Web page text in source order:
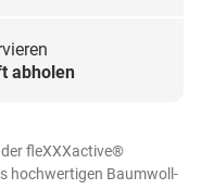
abholen
fleXXXactive®
hochwertigen Baumwoll-